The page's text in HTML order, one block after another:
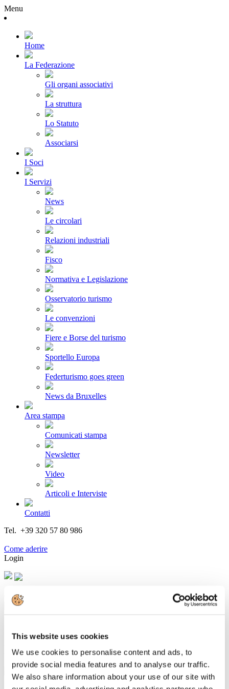
This website uses cookies
We use cookies to personalise content and ads, to
provide social media features and to analyse our traffic.
We also share information about your use of our site with
Menu
Home
La Federazione
Gli organi associativi
La struttura
Lo Statuto
Associarsi
I Soci
I Servizi
News
Le circolari
Relazioni industriali
Fisco
Normativa e Legislazione
Osservatorio turismo
Le convenzioni
Fiere e Borse del turismo
Sportello Europa
Federturismo goes green
News da Bruxelles
Area stampa
Comunicati stampa
Newsletter
Video
Articoli e Interviste
Contatti
Tel. +39 320 57 80 986
Come aderire
Login
Cerca...
Il Fondo FONTUR